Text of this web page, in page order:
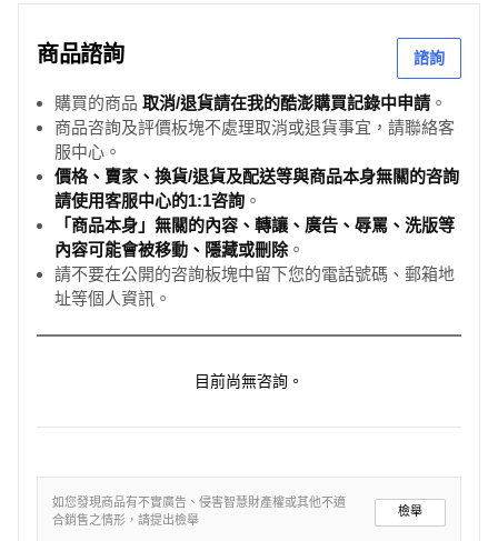
商品諮詢 諮詢
購買的商品 取消/退貨請在我的酷澎購買記錄中申請 。
商品咨詢及評價板塊不處理取消或退貨事宜，請聯絡客
服中心。
價格、賣家、換貨/退貨及配送等與商品本身無關的咨詢
請使用客服中心的1:1咨詢 。
「商品本身」無關的內容、轉讓、廣告、辱罵、洗版等
內容可能會被移動、隱藏或刪除。
請不要在公開的咨詢板塊中留下您的電話號碼、郵箱地
址等個人資訊。
目前尚無咨詢。
如您發現商品有不實廣告、侵害智慧財產權或其他不適
合銷售之情形，請提出檢舉
檢舉